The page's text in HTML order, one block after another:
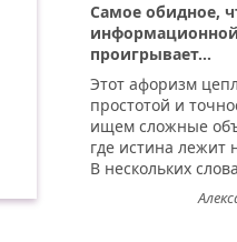
Самое обидное,
проигрывает...
Этот афоризм
простотой и
ищем сложные
где истина лежит
В нескольких